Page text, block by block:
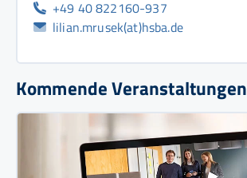
+49 40 822160-937
lilian.mrusek(at)hsba.de
Kommende Veranstaltungen